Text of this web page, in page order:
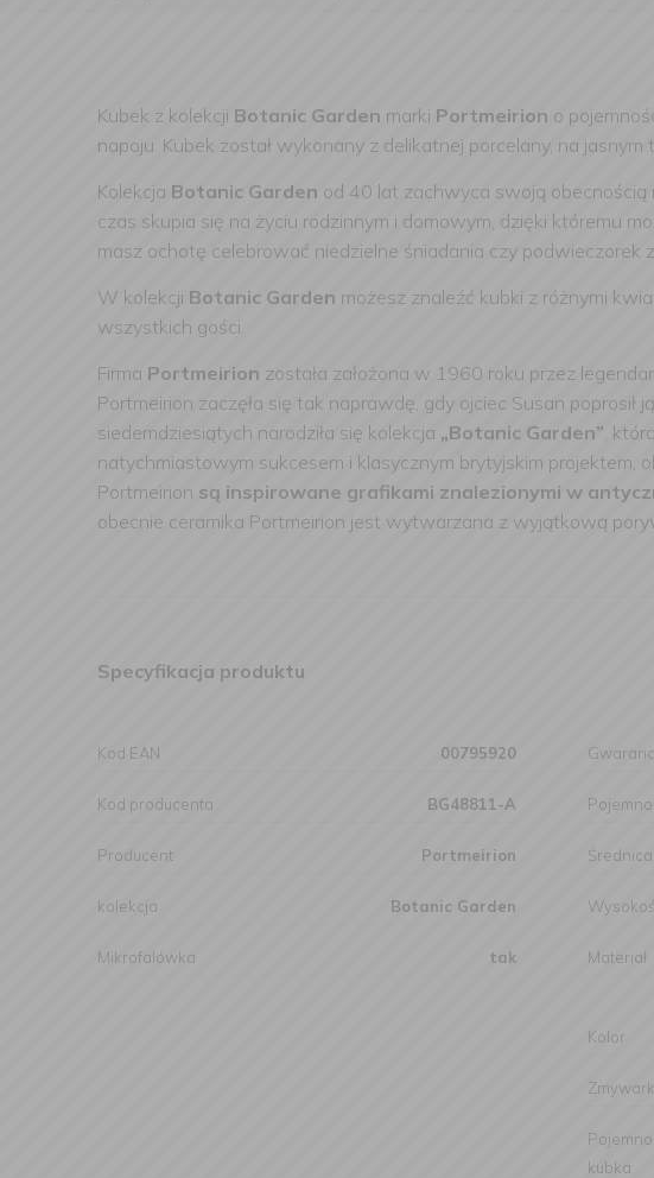
Kubek z kolekcji Botanic Garden marki Portmeirion o
napoju. Kubek został wykonany z delikatnej porcelany, na
Kolekcja Botanic Garden od 40 lat zachwyca swoją obecnością
czas skupia się na życiu rodzinnym i domowym, dzięki któremu
masz ochotę celebrować niedzielne śniadania czy podwieczorek
W kolekcji Botanic Garden możesz znaleźć kubki z różnymi
wszystkich gości.
Firma Portmeirion została założona w 1960 roku przez
Portmeirion zaczęła się tak naprawdę, gdy ojciec Susan
siedemdziesiątych narodziła się kolekcja „Botanic Garden”,
natychmiastowym sukcesem i klasycznym brytyjskim projektem,
Portmeirion są inspirowane grafikami znalezionymi w
obecnie ceramika Portmeirion jest wytwarzana z wyjątkową
Specyfikacja produktu
Kod EAN 00795920
Kod producenta BG48811-A
Producent Portmeirion
kolekcja Botanic Garden
Mikrofalówka tak
Średnica
Materiał
Kolor
kubka